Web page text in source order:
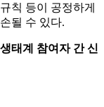
칙 등이 공정하게
될 수 있다.
생태계 참여자 간 신